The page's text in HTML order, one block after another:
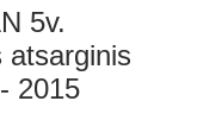
5v.
atsarginis
2015